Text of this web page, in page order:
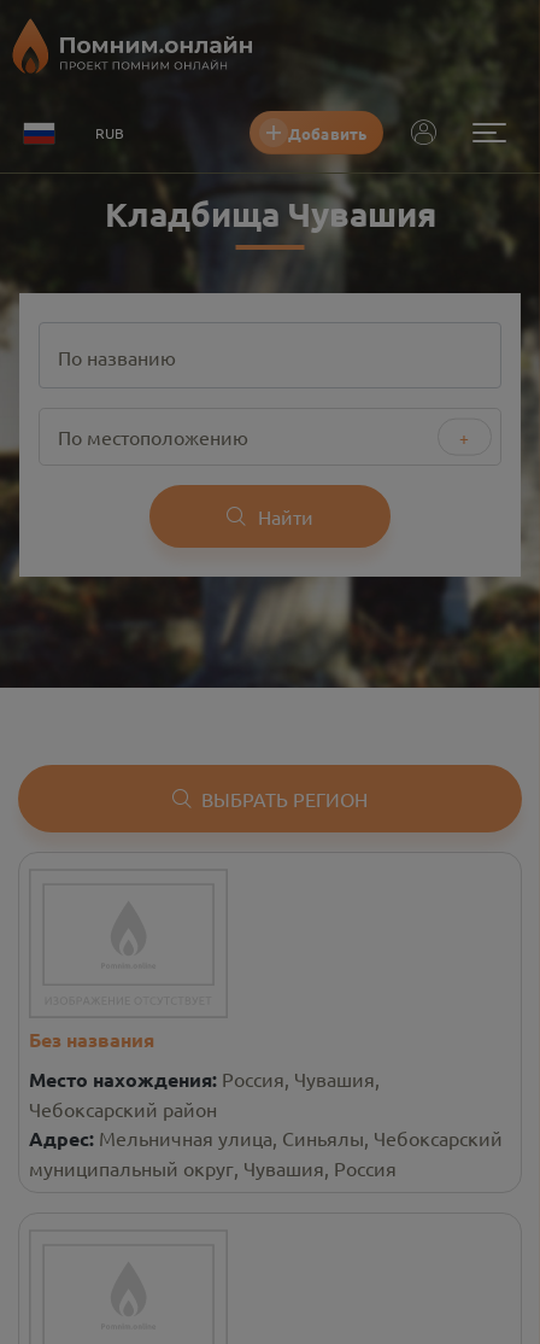
RUB Добавить
Кладбища Чувашия
По названию
+
По местоположению
Найти
ВЫБРАТЬ РЕГИОН
Без названия
Место нахождения: Россия, Чувашия,
Чебоксарский район
Адрес: Мельничная улица, Синьялы, Чебоксарский
муниципальный округ, Чувашия, Россия